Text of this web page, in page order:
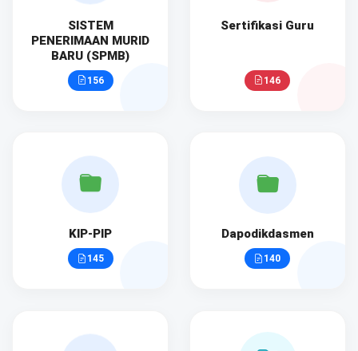
SISTEM
PENERIMAAN MURID
BARU (SPMB)
156
Sertifikasi Guru
146
KIP-PIP
145
Dapodikdasmen
140